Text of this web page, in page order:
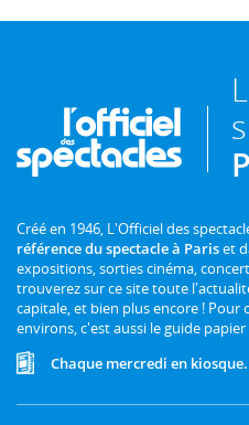
Créé en 1946, L'Officiel des
référence du spectacle à Pariset
expositions, sorties cinéma,
trouverez sur ce site toute
capitale, et bien plus encore ! Pour
environs, c'est aussi le guide
Chaque mercredi en kiosque.